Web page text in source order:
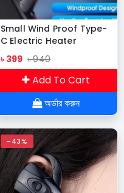
Small Wind Proof Type-
C Electric Heater
৳ 399 ৳ 940
Add To Cart
অর্ডার করুন
-43%